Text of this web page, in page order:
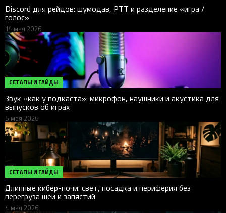
Discord для рейдов: шумодав, PTT и разделение «игра /
голос»
14 мая 2026
СЕТАПЫ И ГАЙДЫ
Звук «как у подкаста»: микрофон, наушники и акустика для
выпусков об играх
5 мая 2026
СЕТАПЫ И ГАЙДЫ
Длинные кибер-ночи: свет, посадка и периферия без
перегруза шеи и запястий
4 мая 2026